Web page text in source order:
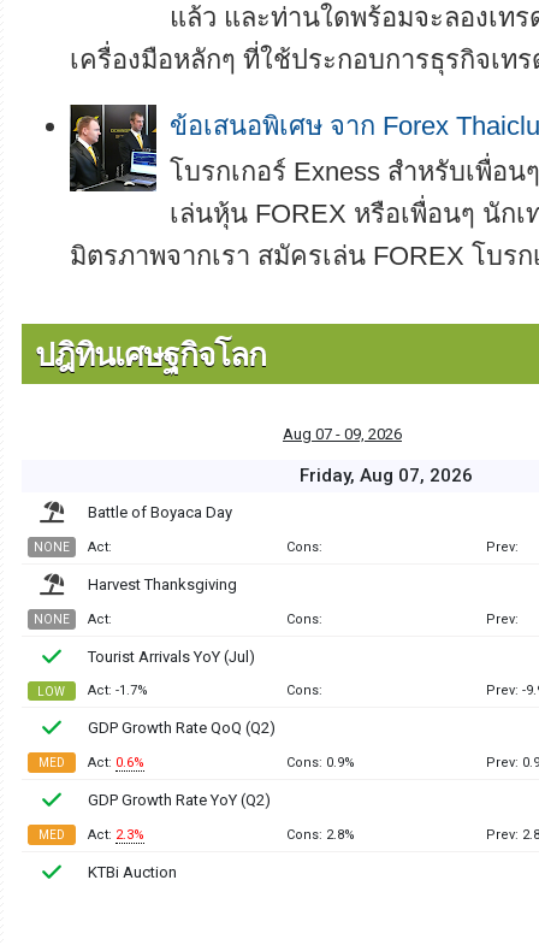
แล้ว และท่านใดพร้อมจะลองเทร
เครื่องมือหลักๆ ที่ใช้ประกอบการธุรกิจเทร
ข้อเสนอพิเศษ จาก Forex
โบรกเกอร์ Exness สำหรับเพื่อ
เล่นหุ้น FOREX หรือเพื่อนๆ นัก
มิตรภาพจากเรา สมัครเล่น FOREX โบรก
ปฎิทินเศษฐกิจโลก